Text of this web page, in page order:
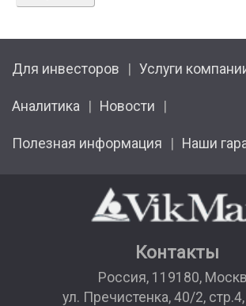
Для инвесторов Услуги
Аналитика Новости
Полезная информация Наши
Контакты
Россия, 119180,
ул. Пречистенка, 40/2,